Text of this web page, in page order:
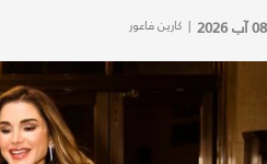
08 آب 2026 | كارين فاعور